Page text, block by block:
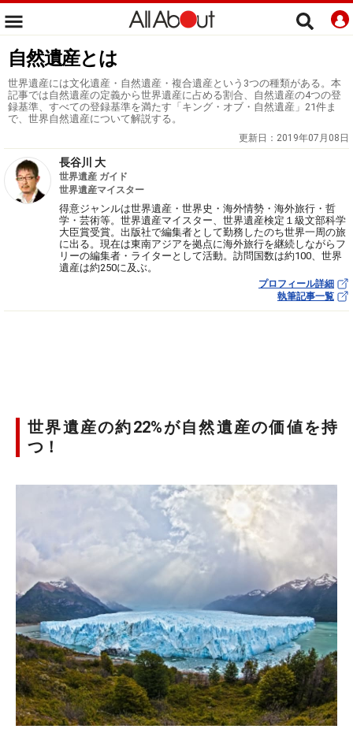
自然遺産とは
世界遺産には文化遺産・自然遺産・複合遺産という3つの種類がある。本
記事では自然遺産の定義から世界遺産に占める割合、自然遺産の4つの登
録基準、すべての登録基準を満たす「キング・オブ・自然遺産」21件ま
で、世界自然遺産について解説する。
更新日： 2019年07月08日
長谷川 大
世界遺産 ガイド
世界遺産マイスター
得意ジャンルは世界遺産・世界史・海外情勢・海外旅行・哲
学・芸術等。世界遺産マイスター、世界遺産検定１級文部科学
大臣賞受賞。出版社で編集者として勤務したのち世界一周の旅
に出る。現在は東南アジアを拠点に海外旅行を継続しながらフ
リーの編集者・ライターとして活動。訪問国数は約100、世界
遺産は約250に及ぶ。
プロフィール詳細
執筆記事一覧
世界遺産の約22%が自然遺産の価値を持
つ！